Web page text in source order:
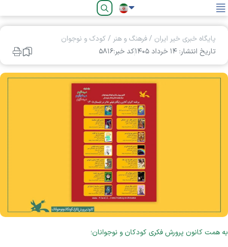
فارسی
پایگاه خبری خیر ایران /فرهنگ و هنر /کودک و نوجوان
تاریخ انتشار: ۱۴ خرداد ۱۴۰۵
کد خبر:۵۸۱۶
به همت کانون پرورش فکری کودکان و نوجوانان؛